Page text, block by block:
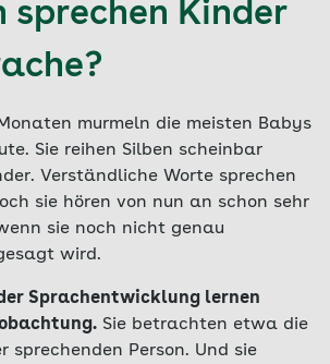
sprechen Kinder
murmeln die meisten Babys
Sie reihen Silben scheinbar
Verständliche Worte sprechen
sie hören von nun an schon sehr
sie noch nicht genau
wird.
Sprachentwicklung lernen
Sie betrachten etwa die
sprechenden Person. Und sie